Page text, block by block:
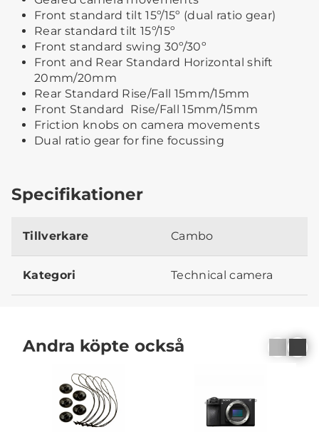
Front standard tilt 15º/15º (dual ratio gear)
Rear standard tilt 15º/15º
Front standard swing 30º/30º
Front and Rear Standard Horizontal shift
20mm/20mm
Rear Standard Rise/Fall 15mm/15mm
Front Standard Rise/Fall 15mm/15mm
Friction knobs on camera movements
Dual ratio gear for fine focussing
Specifikationer
Tillverkare Cambo
Kategori Technical camera
Andra köpte också